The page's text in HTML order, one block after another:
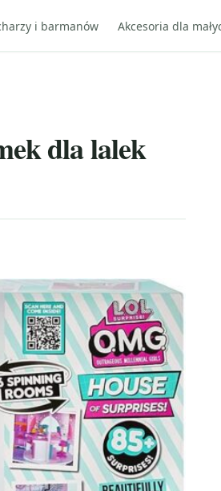
i barmanów Akcesoria dla
dla lalek